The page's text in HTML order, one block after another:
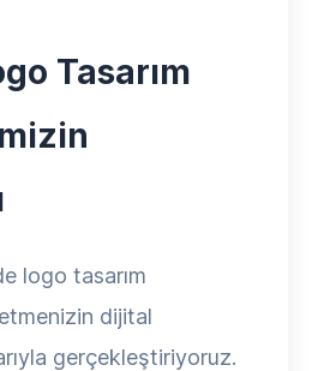
Tasarım
logo tasarım
dijital
gerçekleştiriyoruz.